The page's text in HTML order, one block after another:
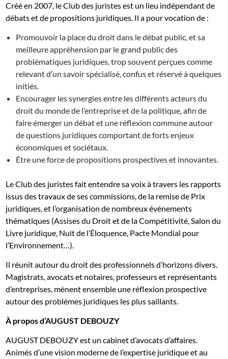
Créé en 2007, le Club des juristes est un lieu indépendant de
débats et de propositions juridiques. Il a pour vocation de :
Promouvoir la place du droit dans le débat public, et sa
meilleure appréhension par le grand public des
problématiques juridiques, trop souvent perçues comme
relevant d’un savoir spécialisé, confus et réservé à quelques
initiés.
Encourager les synergies entre les différents acteurs du
droit du monde de l’entreprise et de la politique, afin de
faire émerger un débat et une réflexion commune autour
de questions juridiques comportant de forts enjeux
économiques et sociétaux.
Être une force de propositions prospectives et innovantes.
Le Club des juristes fait entendre sa voix à travers les rapports
issus des travaux de ses commissions, de la remise de Prix
juridiques, et l’organisation de nombreux événements
thématiques (Assises du Droit et de la Compétitivité, Salon du
Livre juridique, Nuit de l’Éloquence, Pacte Mondial pour
l’Environnement…).
Il réunit autour du droit des professionnels d’horizons divers.
Magistrats, avocats et notaires, professeurs et représentants
d’entreprises, mènent ensemble une réflexion prospective
autour des problèmes juridiques les plus saillants.
À propos d’AUGUST DEBOUZY
AUGUST DEBOUZY est un cabinet d’avocats d’affaires.
Animés d’une vision moderne de l’expertise juridique et au